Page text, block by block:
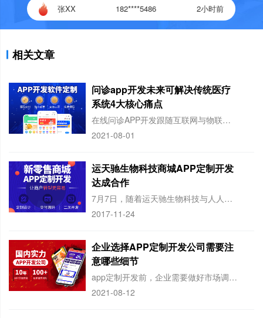
张XX 182****5486 2小时前
张XX 182****5486 2小时前
相关文章
问诊app开发未来可解决传统医疗
系统4大核心痛点
在线问诊APP开发跟随互联网与物联网的进步，影响着我们每一个人方方面面的生活：从
2021-08-01
运天驰生物科技商城APP定制开发
达成合作
7月7日，随着运天驰生物科技与人人有站的商城APP定制开发设计图正式确定，《运
2017-11-24
企业选择APP定制开发公司需要注
意哪些细节
app定制开发前，企业需要做好市场调研和用户调查，以确保app的设计、功能、模式
2021-08-12